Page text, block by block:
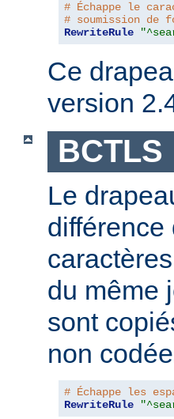
# Échappe le
# soumission de
RewriteRule
Ce
version
BCTLS
Le
différence
du même
sont
non
# Échappe les
RewriteRule